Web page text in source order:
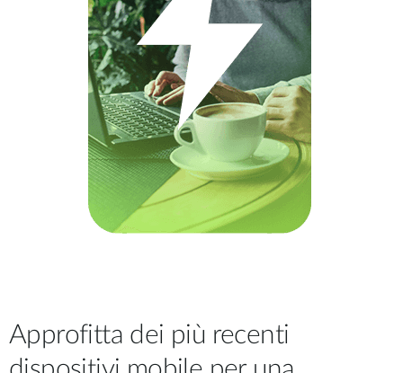
Approfitta dei più recenti